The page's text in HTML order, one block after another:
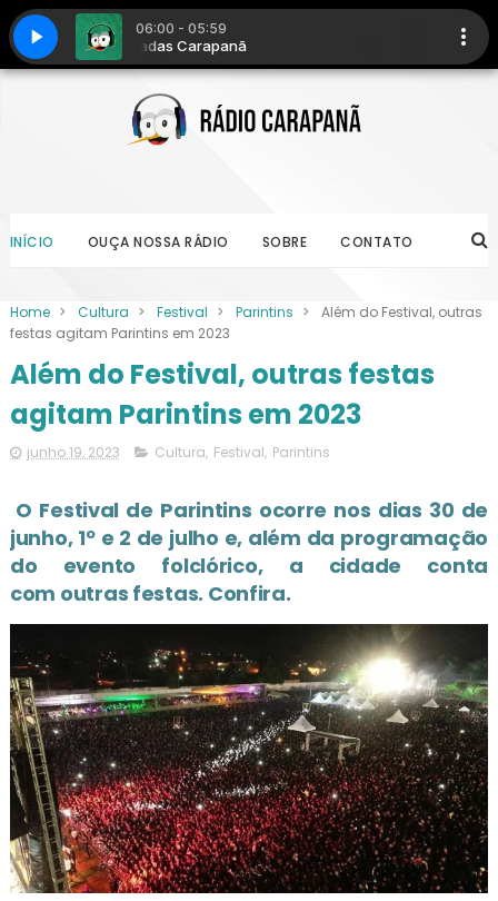
INÍCIO OUÇA NOSSA RÁDIO SOBRE CONTATO
Home > Cultura > Festival > Parintins >
Além do Festival, outras
festas agitam Parintins em 2023
Além do Festival, outras festas
agitam Parintins em 2023
junho 19, 2023 Cultura, Festival, Parintins
O Festival de Parintins ocorre nos dias 30 de
junho, 1º e 2 de julho e, além da programação
do evento folclórico, a cidade conta
com outras festas. Confira.